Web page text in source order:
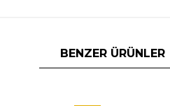
BENZER ÜRÜNLER